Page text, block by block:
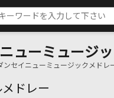
ューミュージ
ンセイニューミュージックメドレ
ドレー